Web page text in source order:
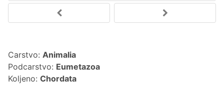
Carstvo: Animalia
Podcarstvo: Eumetazoa
Koljeno: Chordata